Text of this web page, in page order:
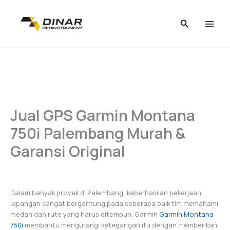
Jual GPS Garmin Montana
750i Palembang Murah &
Garansi Original
Dalam banyak proyek di Palembang, keberhasilan pekerjaan
lapangan sangat bergantung pada seberapa baik tim memahami
medan dan rute yang harus ditempuh. Garmin Garmin Montana
750i membantu mengurangi ketegangan itu dengan memberikan